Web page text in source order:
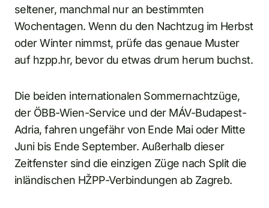
seltener, manchmal nur an bestimmten
Wochentagen. Wenn du den Nachtzug im Herbst
oder Winter nimmst, prüfe das genaue Muster
auf hzpp.hr, bevor du etwas drum herum buchst.
Die beiden internationalen Sommernachtzüge,
der ÖBB-Wien-Service und der MÁV-Budapest-
Adria, fahren ungefähr von Ende Mai oder Mitte
Juni bis Ende September. Außerhalb dieser
Zeitfenster sind die einzigen Züge nach Split die
inländischen HŽPP-Verbindungen ab Zagreb.